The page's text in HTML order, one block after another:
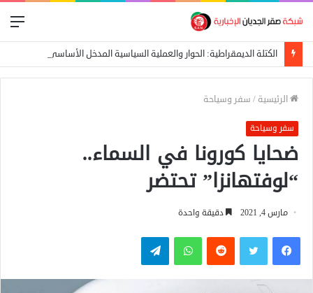
الرئيسية / سفر وسياحة
سفر وسياحة
ضحايا كورونا في السماء..
“لوفتهانزا” تحتضر
مارس 4, 2021 دقيقة واحدة
فيسبوكتويتر واتساب تيلقرام